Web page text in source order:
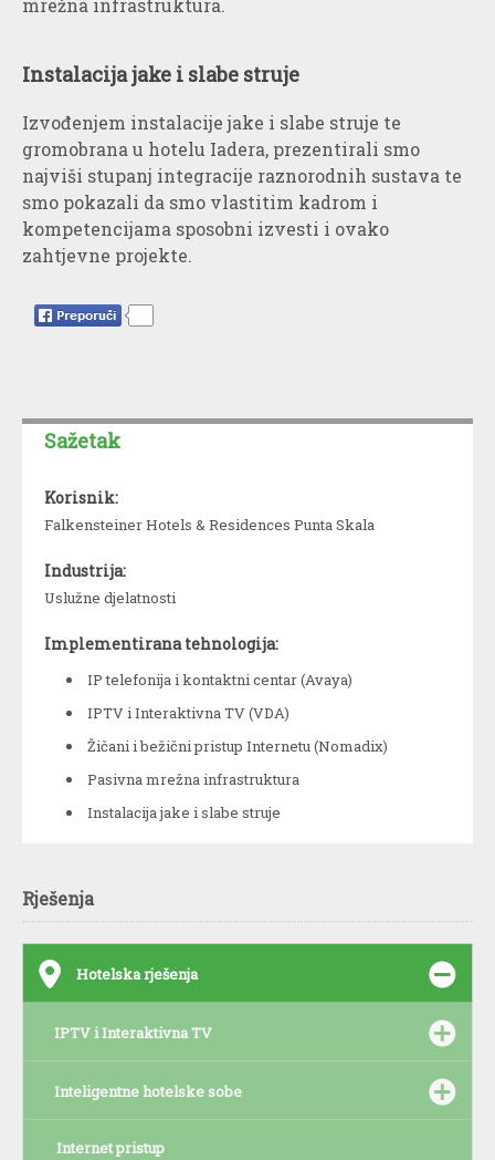
mrežna infrastruktura.
Instalacija jake i slabe struje
Izvođenjem instalacije jake i slabe struje te
gromobrana u hotelu Iadera, prezentirali smo
najviši stupanj integracije raznorodnih sustava te
smo pokazali da smo vlastitim kadrom i
kompetencijama sposobni izvesti i ovako
zahtjevne projekte.
Facebook
Sažetak
Korisnik:
Falkensteiner Hotels & Residences Punta Skala
Industrija:
Uslužne djelatnosti
Implementirana tehnologija:
IP telefonija i kontaktni centar (Avaya)
IPTV i Interaktivna TV (VDA)
Žičani i bežični pristup Internetu (Nomadix)
Pasivna mrežna infrastruktura
Instalacija jake i slabe struje
Rješenja
6 Hotelska rješenja
IPTV i Interaktivna TV
Inteligentne hotelske sobe
Internet pristup